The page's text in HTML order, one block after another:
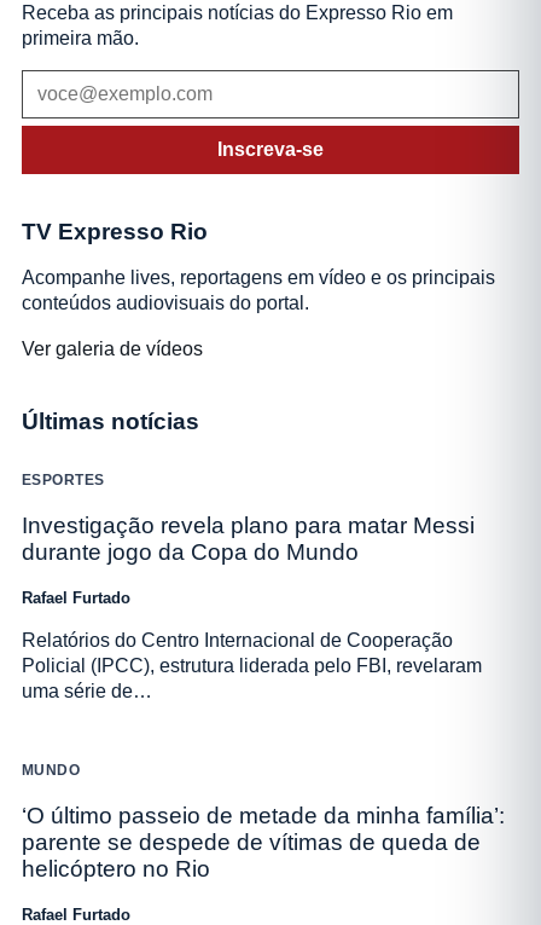
Receba as principais notícias do Expresso Rio em
primeira mão.
Inscreva-se
TV Expresso Rio
Acompanhe lives, reportagens em vídeo e os principais
conteúdos audiovisuais do portal.
Ver galeria de vídeos
Últimas notícias
ESPORTES
Investigação revela plano para matar Messi
durante jogo da Copa do Mundo
Rafael Furtado
Relatórios do Centro Internacional de Cooperação
Policial (IPCC), estrutura liderada pelo FBI, revelaram
uma série de…
MUNDO
‘O último passeio de metade da minha família’:
parente se despede de vítimas de queda de
helicóptero no Rio
Rafael Furtado